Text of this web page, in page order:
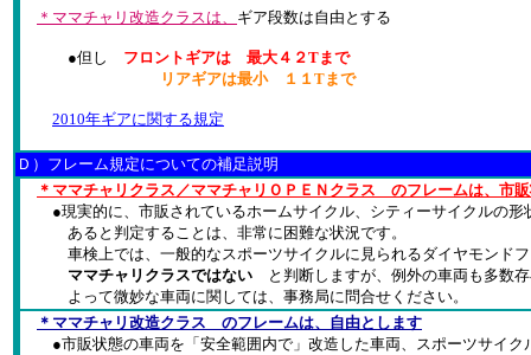
＊ママチャリ改造クラスは、 ギア段数は自由とする
●但し フロントギアは 最大４２Tまで
リアギアは最小 １１Tまで
2010年ギアに関する規定
Ｄ）フレーム規定についての補足説明
＊ママチャリクラス／ママチャリＯＰＥＮクラス のフレームは、市
●現実的に、市販されているホームサイクル、シティーサイクルの形
あると判定することは、非常に困難な状況です。
車検上では、一般的なスポーツサイクルに見られるダイヤモンドフ
ママチャリクラスではない と判断しますが、例外の車両も多数
よって微妙な車両に関しては、事務局に問合せください。
＊ママチャリ改造クラス のフレームは、自由とします
●市販状態の車両を「安全範囲内で」改造した車両、スポーツサイク